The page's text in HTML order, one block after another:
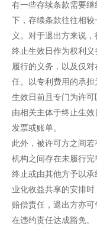
有一些存续条款需要
下，存续条款往往相
义。对于退出方来说
终止生效日作为权利
履行的义务，以及仅
任。以专利费用的承
生效日前且专门为许
由相关主体于终止生
发票或账单。
此外，被许可方之间
机构之间存在未履行
终止或由其他方予以
业化收益共享的安排
赔偿责任，退出方亦
在违约责任达成豁免。